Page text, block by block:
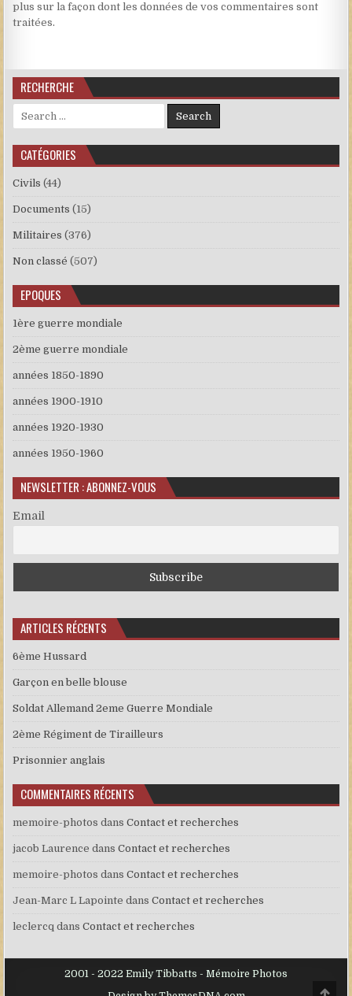
plus sur la façon dont les données de vos commentaires sont
traitées.
RECHERCHE
Search for:
CATÉGORIES
Civils (44)
Documents (15)
Militaires (376)
Non classé (507)
EPOQUES
1ère guerre mondiale
2ème guerre mondiale
années 1850-1890
années 1900-1910
années 1920-1930
années 1950-1960
NEWSLETTER : ABONNEZ-VOUS
Email
ARTICLES RÉCENTS
6ème Hussard
Garçon en belle blouse
Soldat Allemand 2eme Guerre Mondiale
2ème Régiment de Tirailleurs
Prisonnier anglais
COMMENTAIRES RÉCENTS
memoire-photos dansContact et recherches
jacob Laurence dansContact et recherches
memoire-photos dansContact et recherches
Jean-Marc L Lapointe dansContact et recherches
leclercq dansContact et recherches
2001 - 2022 Emily Tibbatts - Mémoire Photos